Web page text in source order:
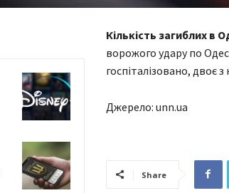
Кількість загиблих в
ворожого удару по
госпіталізовано, двоє
Джерело: unn.ua
Share